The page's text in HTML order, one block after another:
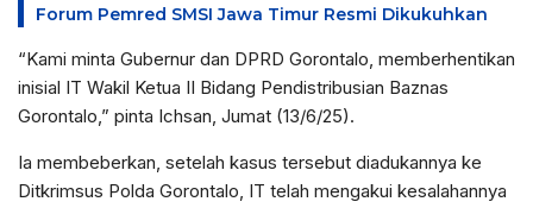
Forum Pemred SMSI Jawa Timur Resmi Dikukuhkan
“Kami minta Gubernur dan DPRD Gorontalo, memberhentikan
inisial IT Wakil Ketua II Bidang Pendistribusian Baznas
Gorontalo,” pinta Ichsan, Jumat (13/6/25).
Ia membeberkan, setelah kasus tersebut diadukannya ke
Ditkrimsus Polda Gorontalo, IT telah mengakui kesalahannya